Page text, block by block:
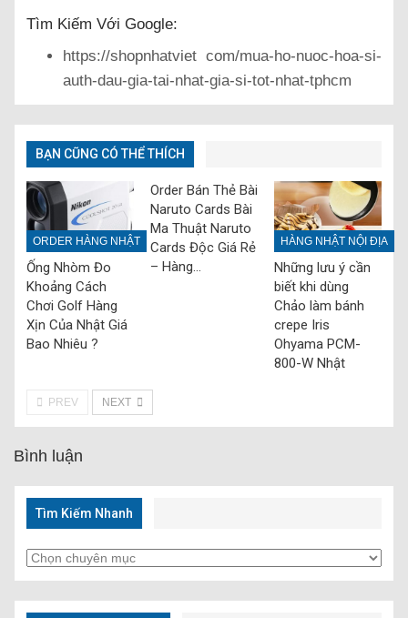
Tìm Kiếm Với Google:
https://shopnhatviet com/mua-ho-nuoc-hoa-si-
auth-dau-gia-tai-nhat-gia-si-tot-nhat-tphcm
BẠN CŨNG CÓ THỂ THÍCH
ORDER HÀNG NHẬT
Ống Nhòm Đo
Khoảng Cách
Chơi Golf Hàng
Xịn Của Nhật Giá
Bao Nhiêu ?
Order Bán Thẻ Bài
Naruto Cards Bài
Ma Thuật Naruto
Cards Độc Giá Rẻ
– Hàng…
HÀNG NHẬT NỘI ĐỊA
Những lưu ý cần
biết khi dùng
Chảo làm bánh
crepe Iris
Ohyama PCM-
800-W Nhật
PREV NEXT
Bình luận
Tìm Kiếm Nhanh
Tìm
Kiếm
Nhanh